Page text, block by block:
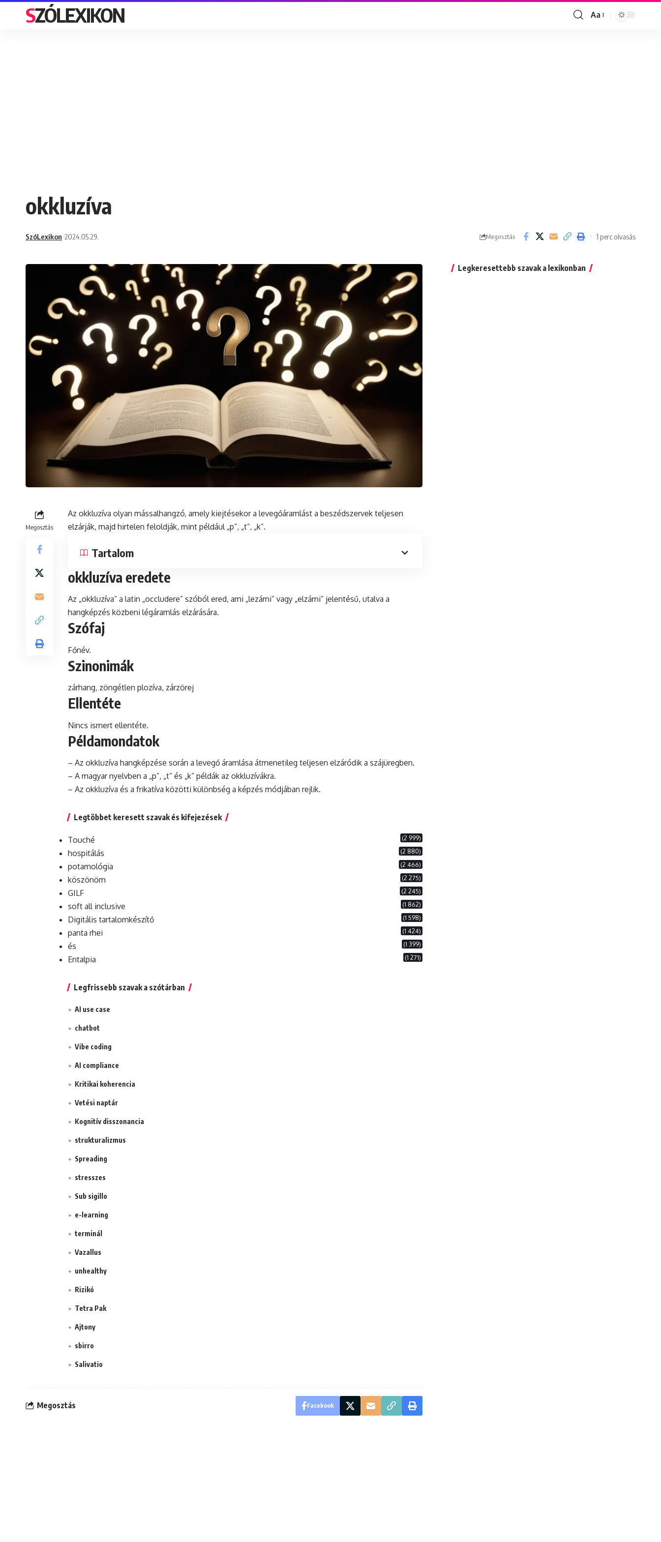
SZÓLEXIKON
Font
Aa
okkluzíva
SzóLexikon 2024.05.29. Megosztás 1 perc olvasás
Megosztás
Az okkluzíva olyan mássalhangzó, amely kiejtésekor a levegőáramlást a beszédszervek teljesen
elzárják, majd hirtelen feloldják, mint például „p”, „t”, „k”.
Tartalom
okkluzíva eredete
Az „okkluzíva” a latin „occludere” szóból ered, ami „lezárni” vagy „elzárni” jelentésű, utalva a
hangképzés közbeni légáramlás elzárására.
Szófaj
Főnév.
Szinonimák
zárhang, zöngétlen plozíva, zárzörej
Ellentéte
Nincs ismert ellentéte.
Példamondatok
– Az okkluzíva hangképzése során a levegő áramlása átmenetileg teljesen elzáródik a szájüregben.
– A magyar nyelvben a „p”, „t” és „k” példák az okkluzívákra.
– Az okkluzíva és a frikatíva közötti különbség a képzés módjában rejlik.
Legtöbbet keresett szavak és kifejezések
Touché (2 999)
hospitálás (2 880)
potamológia (2 466)
köszönöm (2 275)
GILF (2 245)
soft all inclusive (1 862)
Digitális tartalomkészítő (1 598)
panta rhei (1 424)
és (1 399)
Entalpia (1 271)
Legfrissebb szavak a szótárban
AI use case
chatbot
Vibe coding
AI compliance
Kritikai koherencia
Vetési naptár
Kognitív disszonancia
strukturalizmus
Spreading
stresszes
Sub sigillo
e-learning
terminál
Vazallus
unhealthy
Rizikó
Tetra Pak
Ajtony
sbirro
Salivatio
Megosztás Facebook
Legkeresettebb szavak a lexikonban